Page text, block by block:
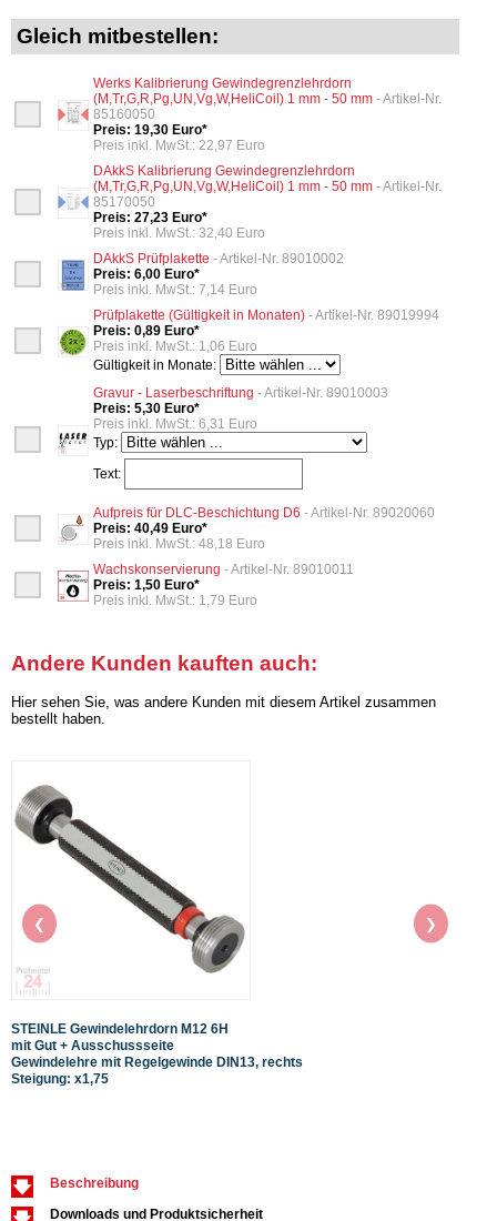
Gleich mitbestellen:
Werks Kalibrierung Gewindegrenzlehrdorn
(M,Tr,G,R,Pg,UN,Vg,W,HeliCoil) 1 mm - 50 mm - Artikel-Nr.
85160050
Preis: 19,30 Euro*
Preis inkl. MwSt.: 22,97 Euro
DAkkS Kalibrierung Gewindegrenzlehrdorn
(M,Tr,G,R,Pg,UN,Vg,W,HeliCoil) 1 mm - 50 mm - Artikel-Nr.
85170050
Preis: 27,23 Euro*
Preis inkl. MwSt.: 32,40 Euro
DAkkS Prüfplakette - Artikel-Nr. 89010002
Preis: 6,00 Euro*
Preis inkl. MwSt.: 7,14 Euro
Prüfplakette (Gültigkeit in Monaten) - Artikel-Nr. 89019994
Preis: 0,89 Euro*
Preis inkl. MwSt.: 1,06 Euro
Gültigkeit in Monate:
Gravur - Laserbeschriftung - Artikel-Nr. 89010003
Preis: 5,30 Euro*
Preis inkl. MwSt.: 6,31 Euro
Typ:
Text:
Aufpreis für DLC-Beschichtung D6 - Artikel-Nr. 89020060
Preis: 40,49 Euro*
Preis inkl. MwSt.: 48,18 Euro
Wachskonservierung - Artikel-Nr. 89010011
Preis: 1,50 Euro*
Preis inkl. MwSt.: 1,79 Euro
Andere Kunden kauften auch:
Hier sehen Sie, was andere Kunden mit diesem Artikel zusammen
bestellt haben.
STEINLE Gewindelehrdorn M12 6H
mit Gut + Ausschussseite
Gewindelehre mit Regelgewinde DIN13, rechts
Steigung: x1,75
❮ ❯
Beschreibung
Downloads und Produktsicherheit